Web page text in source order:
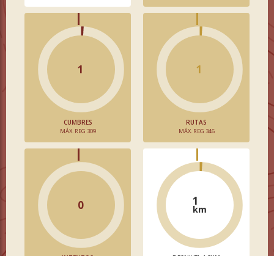
1
CUMBRES
MÁX. REG 309
1
RUTAS
MÁX. REG 346
0 1
km